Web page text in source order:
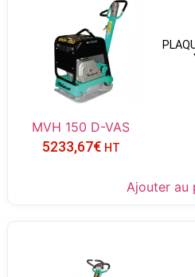
MVH 150 D-VAS
5233,67€ HT
Ajouter au